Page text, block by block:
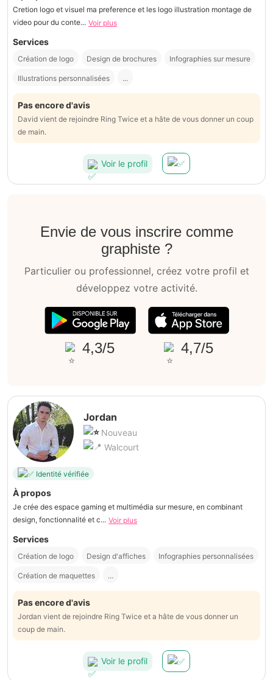
Cretion logo et visuel ma preference et les logo illustration montage de
video pour du conte... Voir plus
Services
Création de logo Design de brochures Infographies sur mesure
Illustrations personnalisées ...
Pas encore d'avis
David vient de rejoindre Ring Twice et a hâte de vous donner un coup
de main.
Voir le profil
Envie de vous inscrire comme
graphiste ?
Particulier ou professionnel, créez votre profil et
développez votre activité.
4,3/5 4,7/5
Jordan
Nouveau
Walcourt
Identité vérifiée
À propos
Je crée des espace gaming et multimédia sur mesure, en combinant
design, fonctionnalité et c... Voir plus
Services
Création de logo Design d'affiches Infographies personnalisées
Création de maquettes ...
Pas encore d'avis
Jordan vient de rejoindre Ring Twice et a hâte de vous donner un
coup de main.
Voir le profil